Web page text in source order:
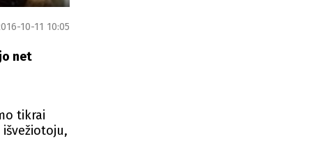
10-11 10:05
net
tikrai